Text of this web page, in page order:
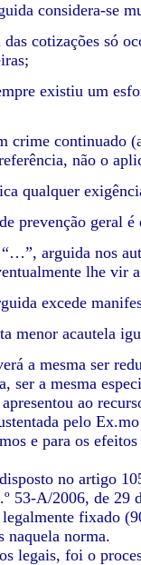
considera-se
das cotizações só
existiu um
crime continuado
não o
qualquer
prevenção geral
“…”, arguida nos
lhe vir
excede
menor acautela
a mesma ser
ser a mesma
ao
pelo
e para os
no artigo
53-A/2006, de 29
fixado
naquela norma.
legais, foi o